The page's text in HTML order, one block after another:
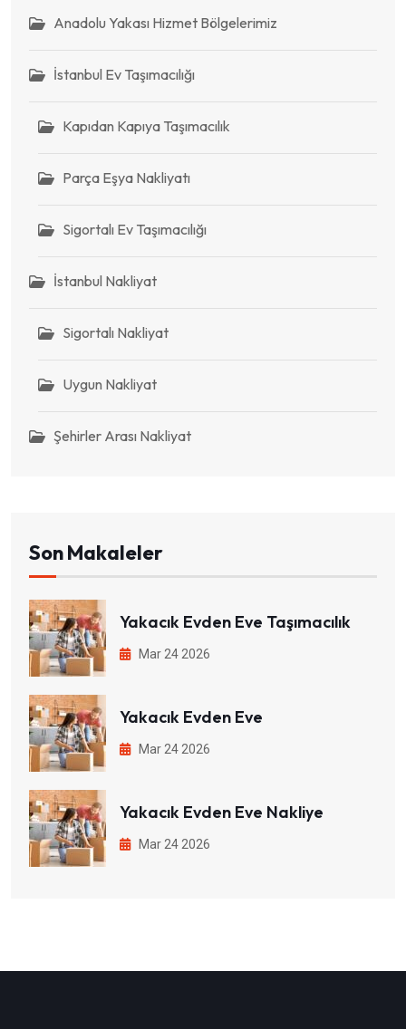
Anadolu Yakası Hizmet Bölgelerimiz
İstanbul Ev Taşımacılığı
Kapıdan Kapıya Taşımacılık
Parça Eşya Nakliyatı
Sigortalı Ev Taşımacılığı
İstanbul Nakliyat
Sigortalı Nakliyat
Uygun Nakliyat
Şehirler Arası Nakliyat
Son Makaleler
Yakacık Evden Eve Taşımacılık
Mar 24 2026
Yakacık Evden Eve
Mar 24 2026
Yakacık Evden Eve Nakliye
Mar 24 2026